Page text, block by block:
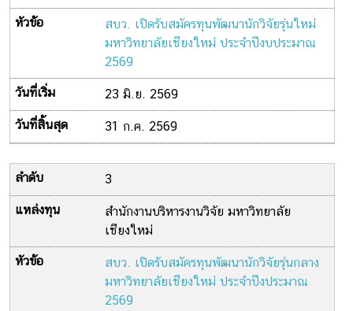
สบว. เปิดรับสมัครทุนพัฒนานักวิจัยรุ่นใหม่
มหาวิทยาลัยเชียงใหม่ ประจำปีงบประมาณ
2569
23 มิ.ย. 2569
31 ก.ค. 2569
3
สำนักงานบริหารงานวิจัย มหาวิทยาลัย
เชียงใหม่
สบว. เปิดรับสมัครทุนพัฒนานักวิจัยรุ่นกลาง
มหาวิทยาลัยเชียงใหม่ ประจำปีงประมาณ
2569